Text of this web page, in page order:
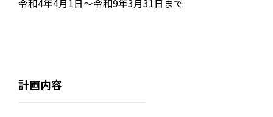
令和4年4月1日～令和9年3月31日まで
計画内容